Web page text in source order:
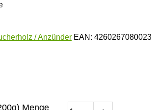
/ Anzünder EAN: 4260267080023
Menge